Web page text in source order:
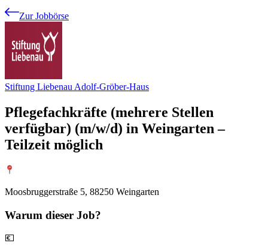
Zur Jobbörse
Stiftung Liebenau Adolf-Gröber-Haus
Pflegefachkräfte (mehrere Stellen
verfügbar) (m/w/d) in Weingarten –
Teilzeit möglich
Moosbruggerstraße 5, 88250 Weingarten
Warum dieser Job?
💶